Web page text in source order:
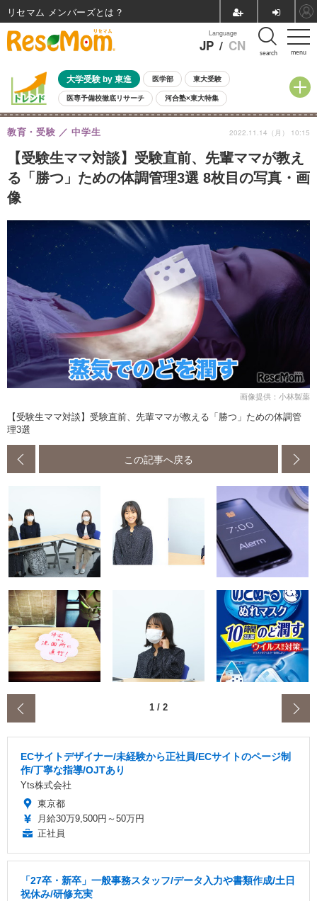
menu
Language
JP / CN search
大学受験 by 東進 医学部 東大受験
医専予備校徹底リサーチ 河合塾×東大特集
親子で考える大学選び 高校受験 中学受験 小学校受験
共通テスト 夏休み
8月開催イベント・WS 全国公立高校 過去問 人気記事
自由研究教材（小学生向け） 自由研究教材（中学生向け） ランキング
【受験生ママ対談】受験直前、先輩ママが教え
る「勝つ」ための体調管理3選 8枚目の写真・画
像
教育・受験 中学生 2022.11.14（月） 10:15
画像提供：小林製薬
【受験生ママ対談】受験直前、先輩ママが教える「勝つ」ための体調管
理3選
この記事へ戻る
1 / 2
ECサイトデザイナー/未経験から正社員/ECサイトのページ制
作/丁寧な指導/OJTあり
Yts株式会社
東京都
月給30万9,500円～50万円
正社員
「27卒・新卒」一般事務スタッフ/データ入力や書類作成/土日
祝休み/研修充実
リセマム メンバーズ